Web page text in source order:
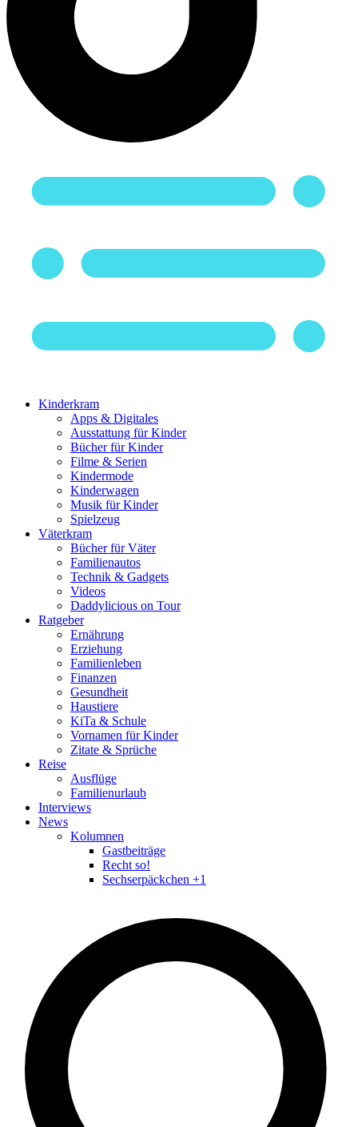
Kinderkram
Apps & Digitales
Ausstattung für Kinder
Bücher für Kinder
Filme & Serien
Kindermode
Kinderwagen
Musik für Kinder
Spielzeug
Väterkram
Bücher für Väter
Familienautos
Technik & Gadgets
Videos
Daddylicious on Tour
Ratgeber
Ernährung
Erziehung
Familienleben
Finanzen
Gesundheit
Haustiere
KiTa & Schule
Vornamen für Kinder
Zitate & Sprüche
Reise
Ausflüge
Familienurlaub
Interviews
News
Kolumnen
Gastbeiträge
Recht so!
Sechserpäckchen +1